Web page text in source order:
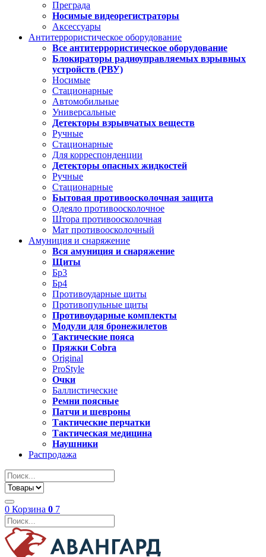
Преграда
Носимые видеорегистраторы
Аксессуары
Антитеррористическое оборудование
Все антитеррористическое оборудование
Блокираторы радиоуправляемых взрывных
устройств (РВУ)
Носимые
Стационарные
Автомобильные
Универсальные
Детекторы взрывчатых веществ
Ручные
Стационарные
Для корреспонденции
Детекторы опасных жидкостей
Ручные
Стационарные
Бытовая противоосколочная защита
Одеяло противоосколочное
Штора противоосколочная
Мат противоосколочный
Амуниция и снаряжение
Вся амуниция и снаряжение
Щиты
Бр3
Бр4
Противоударные щиты
Противопульные щиты
Противоударные комплекты
Модули для бронежилетов
Тактические пояса
Пряжки Cobra
Original
ProStyle
Очки
Баллистические
Ремни поясные
Патчи и шевроны
Тактические перчатки
Тактическая медицина
Наушники
Распродажа
0 Корзина 0 7